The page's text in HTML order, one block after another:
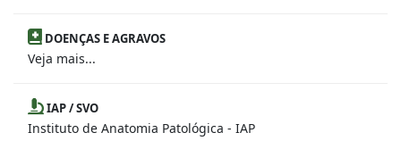
DOENÇAS E AGRAVOS
Veja mais...
IAP / SVO
Instituto de Anatomia Patológica - IAP